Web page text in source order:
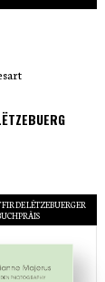
DE LËTZEBUERGER